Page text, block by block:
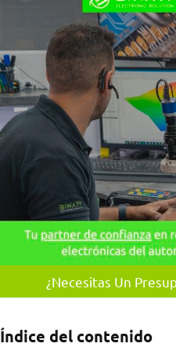
¿Necesitas Un
Índice del contenido